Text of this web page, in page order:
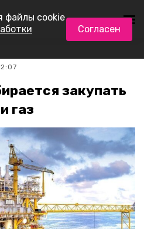
закупать
газ
файлы cookie
Согласен